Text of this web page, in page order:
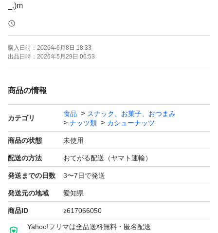
_.)m
＊ドライフルーツとナッツのミックスは発送日の袋詰めで
もナッツがしけてしまう可能性がございます。ご理解・ご
了承下さい。
素焼きアーモンド
低糖質
ローカーボ
おつまみ
お菓子作り
ミックスナッツ
おやつ
ギルトフリー
購入日時： 2026年6月8日 18:33
出品日時： 2026年5月29日 06:53
商品の情報
カテゴリ
食品
スナック、お菓子、おつまみ
ナッツ類
カシューナッツ
商品の状態 未使用
配送の方法 おてがる配送（ヤマト運輸）
発送までの日数 3〜7日で発送
発送元の地域 愛知県
商品ID z617066050
Yahoo!フリマは全品送料無料・匿名配送